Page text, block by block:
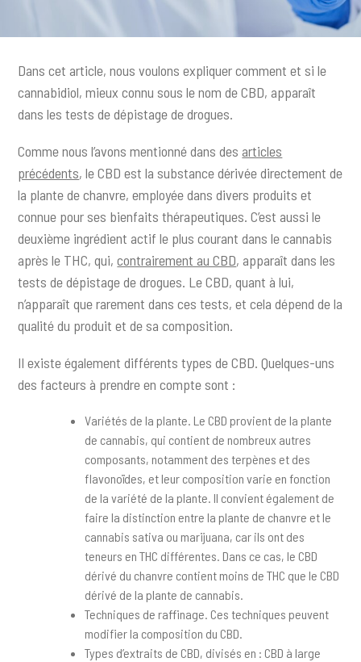
i
Dans cet article, nous voulons expliquer comment et si le
cannabidiol, mieux connu sous le nom de CBD, apparaît
dans les tests de dépistage de drogues.
Comme nous l’avons mentionné dans desarticles
précédents, le CBD est la substance dérivée directement de
la plante de chanvre, employée dans divers produits et
connue pour ses bienfaits thérapeutiques. C’est aussi le
deuxième ingrédient actif le plus courant dans le cannabis
après le THC, qui,contrairement au CBD, apparaît dans les
tests de dépistage de drogues. Le CBD, quant à lui,
n’apparaît que rarement dans ces tests, et cela dépend de la
qualité du produit et de sa composition.
Il existe également différents types de CBD. Quelques-uns
des facteurs à prendre en compte sont :
Variétés de la plante. Le CBD provient de la plante
de cannabis, qui contient de nombreux autres
composants, notamment des terpènes et des
flavonoïdes, et leur composition varie en fonction
de la variété de la plante. Il convient également de
faire la distinction entre la plante de chanvre et le
cannabis sativa ou marijuana, car ils ont des
teneurs en THC différentes. Dans ce cas, le CBD
dérivé du chanvre contient moins de THC que le CBD
dérivé de la plante de cannabis.
Techniques de raffinage. Ces techniques peuvent
modifier la composition du CBD.
Types d’extraits de CBD, divisés en : CBD à large